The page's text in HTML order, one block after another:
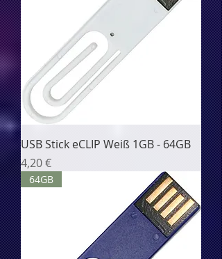
USB Stick eCLIP Weiß 1GB - 64GB
Цена
4,20 €
64GB